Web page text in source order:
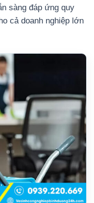
sàng đáp ứng quy
cả doanh nghiệp lớn